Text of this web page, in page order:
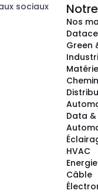
sociaux
Nos
Green
Data
HVAC
Câble